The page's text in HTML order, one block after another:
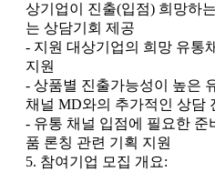
상기업이 진출(입점) 희망하
는 상담기회 제공
- 지원 대상기업의 희망 유통
지원
- 상품별 진출가능성이 높은
채널 MD와의 추가적인 상담
- 유통 채널 입점에 필요한
품 론칭 관련 기획 지원
5. 참여기업 모집 개요: